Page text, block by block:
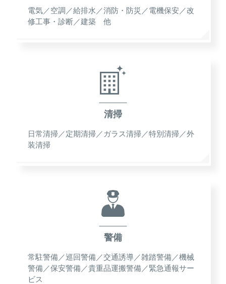
電気／空調／給排水／消防・防災／電機保安／改
修工事・診断／建築 他
清掃
日常清掃／定期清掃／ガラス清掃／特別清掃／外
装清掃
警備
常駐警備／巡回警備／交通誘導／雑踏警備／機械
警備／保安警備／貴重品運搬警備／緊急通報サー
ビス